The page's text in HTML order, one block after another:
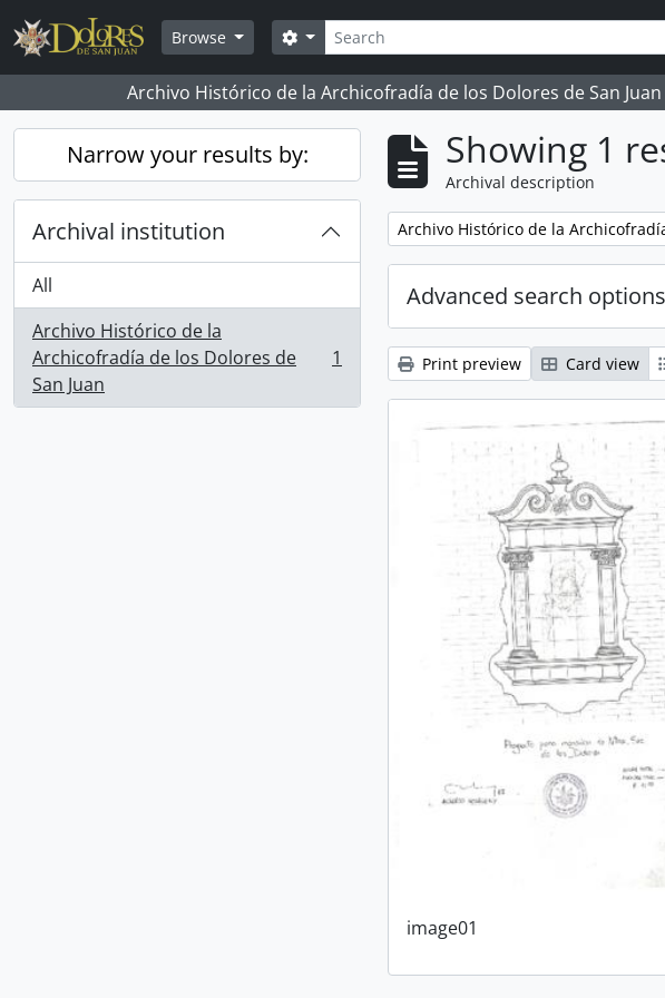
Skip to main content
Browse
Search
Search options
Archivo Histórico de la Archicofradía de los Dolores de San Juan
Narrow your results by:
Archival institution
All
Archivo Histórico de la
Archicofradía de los Dolores de
San Juan
, 1 results 1
Showing 1
Archival description
Remove filter:
Archivo Histórico de la
Advanced search options
Print preview Card view
image01